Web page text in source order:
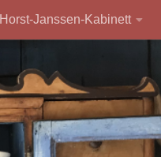
Horst-Janssen-Kabinett